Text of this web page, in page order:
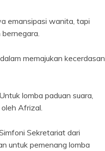
emansipasi wanita, tapi
memajukan kecerdasan
lomba paduan suara,
Afrizal.
Sekretariat dari
untuk pemenang lomba